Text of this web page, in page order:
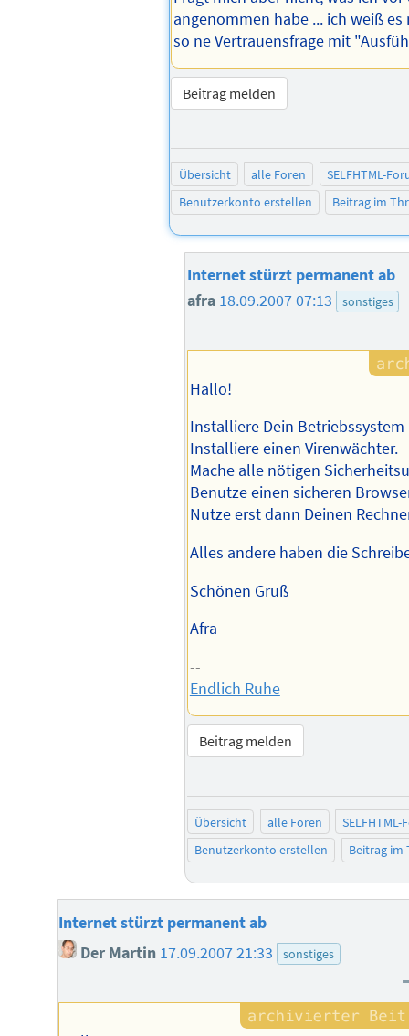
angenommen habe ... ich weiß
so ne Vertrauensfrage mit
Beitrag melden
Übersicht alle Foren
SELFHTML-
Benutzerkonto erstellen
Beitrag im
Internet stürzt permanent ab
afra 18.09.2007 07:13 sonstiges
Hallo!
Installiere Dein Betriebssystem
Installiere einen Virenwächter.
Mache alle nötigen
Benutze einen sicheren
Nutze erst dann Deinen
Alles andere haben die
Schönen Gruß
Afra
--
Endlich Ruhe
Beitrag melden
Übersicht alle Foren
SELFHTML-
Benutzerkonto erstellen
Beitrag im
Internet stürzt permanent ab
Der Martin 17.09.2007 21:33 sonstiges